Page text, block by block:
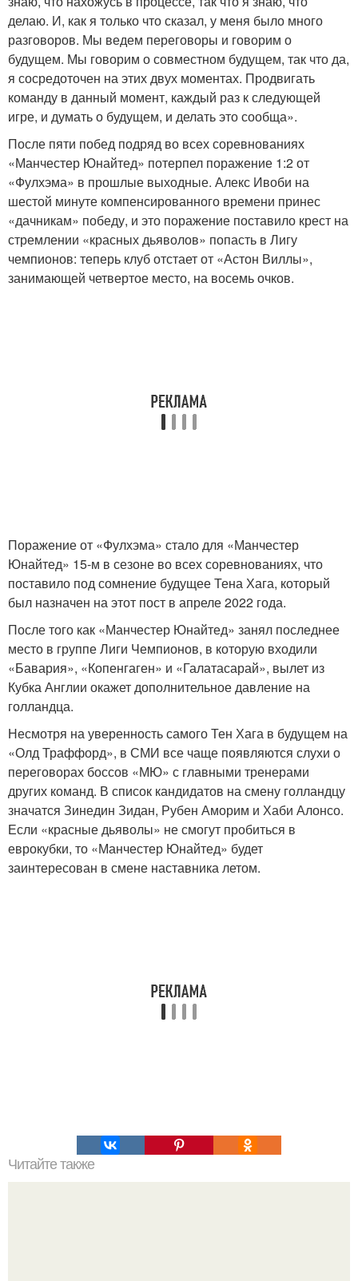
делаю. И, как я только что сказал, у меня было много
разговоров. Мы ведем переговоры и говорим о
будущем. Мы говорим о совместном будущем, так что да,
я сосредоточен на этих двух моментах. Продвигать
команду в данный момент, каждый раз к следующей
игре, и думать о будущем, и делать это сообща».
После пяти побед подряд во всех соревнованиях
«Манчестер Юнайтед» потерпел поражение 1:2 от
«Фулхэма» в прошлые выходные. Алекс Ивоби на
шестой минуте компенсированного времени принес
«дачникам» победу, и это поражение поставило крест на
стремлении «красных дьяволов» попасть в Лигу
чемпионов: теперь клуб отстает от «Астон Виллы»,
занимающей четвертое место, на восемь очков.
Поражение от «Фулхэма» стало для «Манчестер
Юнайтед» 15-м в сезоне во всех соревнованиях, что
поставило под сомнение будущее Тена Хага, который
был назначен на этот пост в апреле 2022 года.
После того как «Манчестер Юнайтед» занял последнее
место в группе Лиги Чемпионов, в которую входили
«Бавария», «Копенгаген» и «Галатасарай», вылет из
Кубка Англии окажет дополнительное давление на
голландца.
Несмотря на уверенность самого Тен Хага в будущем на
«Олд Траффорд», в СМИ все чаще появляются слухи о
переговорах боссов «МЮ» с главными тренерами
других команд. В список кандидатов на смену голландцу
значатся Зинедин Зидан, Рубен Аморим и Хаби Алонсо.
Если «красные дьяволы» не смогут пробиться в
еврокубки, то «Манчестер Юнайтед» будет
заинтересован в смене наставника летом.
Читайте также